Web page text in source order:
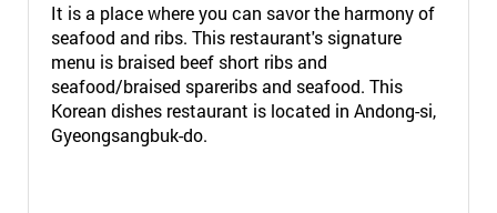
It is a place where you can savor the harmony of
seafood and ribs. This restaurant's signature
menu is braised beef short ribs and
seafood/braised spareribs and seafood. This
Korean dishes restaurant is located in Andong-si,
Gyeongsangbuk-do.